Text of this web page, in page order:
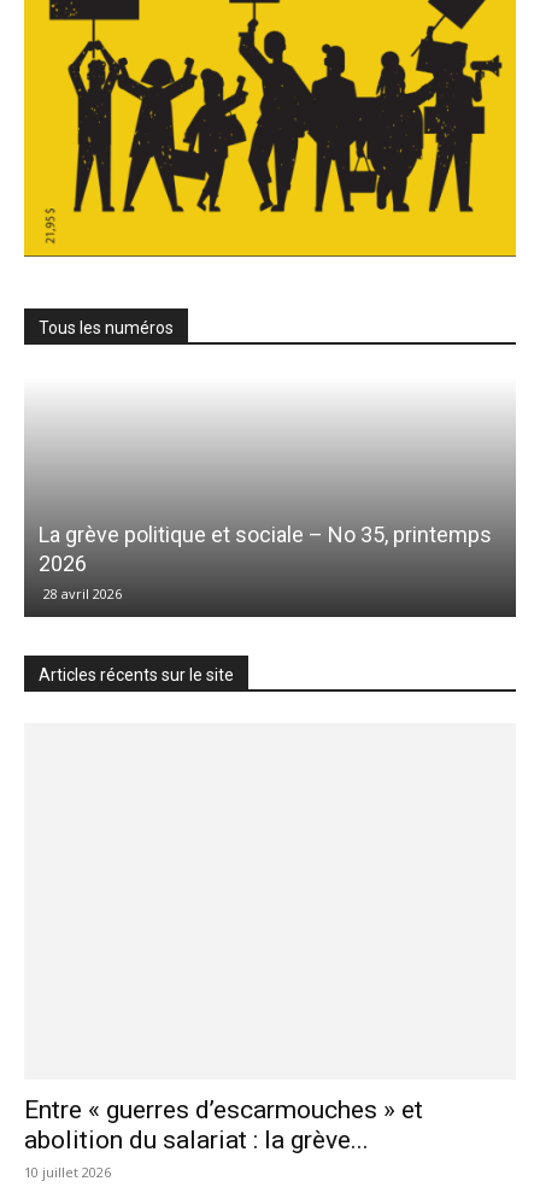
Tous les numéros
La grève politique et sociale – No 35, printemps
2026
28 avril 2026
Articles récents sur le site
Entre « guerres d’escarmouches » et
abolition du salariat : la grève...
10 juillet 2026